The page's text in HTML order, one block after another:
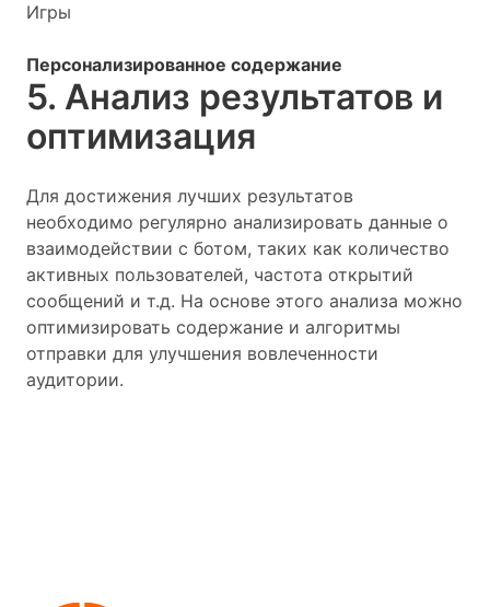
Игры
Персонализированное содержание
5. Анализ результатов и
оптимизация
Для достижения лучших результатов
необходимо регулярно анализировать данные о
взаимодействии с ботом, таких как количество
активных пользователей, частота открытий
сообщений и т.д. На основе этого анализа можно
оптимизировать содержание и алгоритмы
отправки для улучшения вовлеченности
аудитории.